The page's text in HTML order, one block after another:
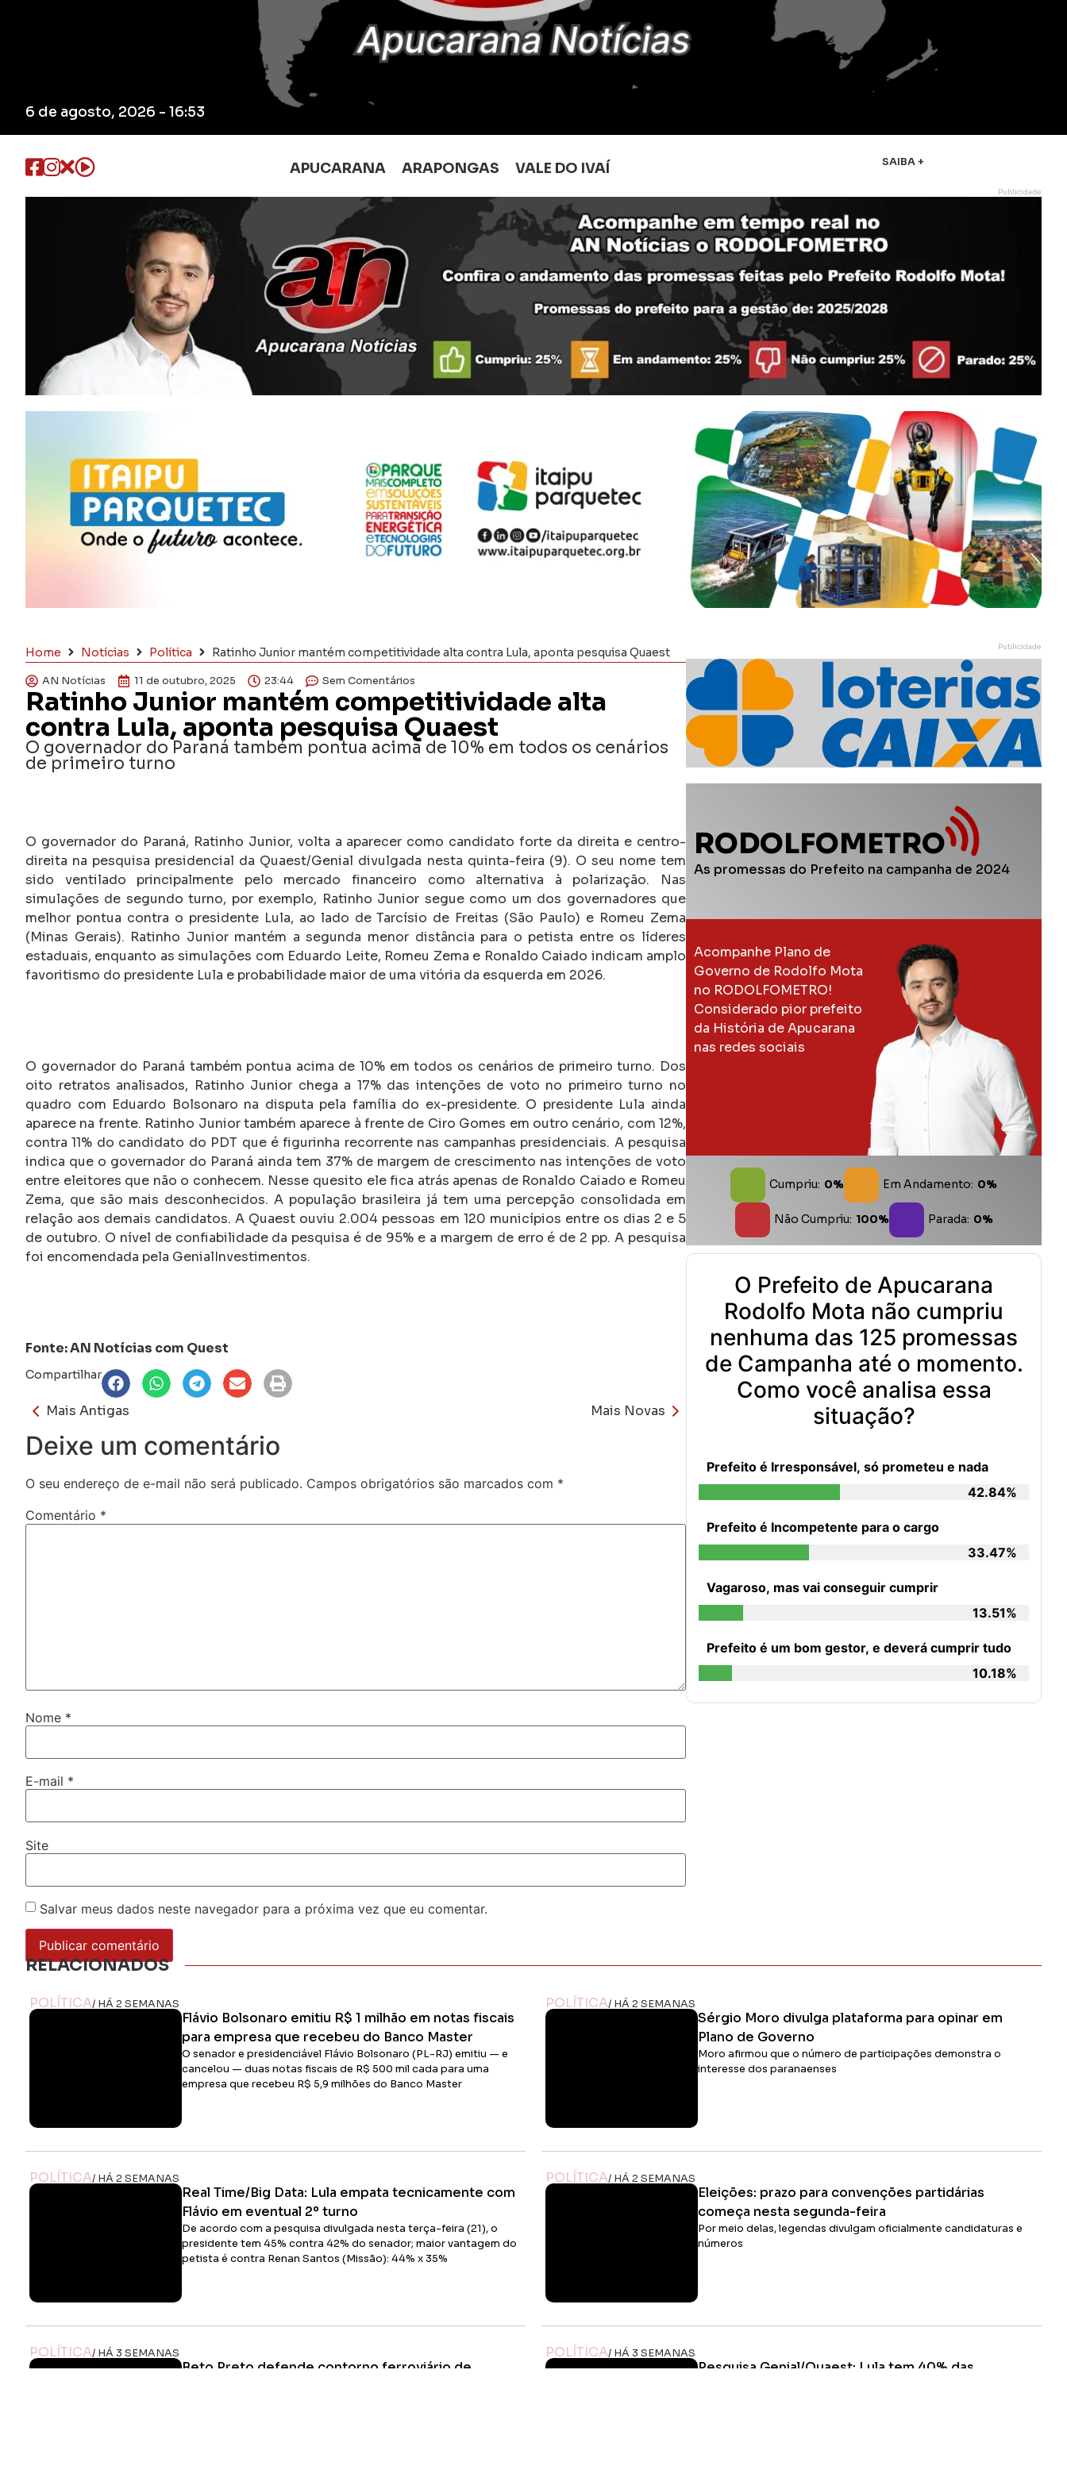
6 de agosto, 2026 - 16:53
APUCARANA ARAPONGAS VALE DO IVAÍ SAIBA +
Publicidade
Home Notícias Política Ratinho Junior mantém competitividade alta contra Lula, aponta pesquisa Quaest
AN Notícias 11 de outubro, 2025 23:44 Sem Comentários
Ratinho Junior mantém competitividade alta
contra Lula, aponta pesquisa Quaest
O governador do Paraná também pontua acima de 10% em todos os cenários
de primeiro turno
O governador do Paraná, Ratinho Junior, volta a aparecer como candidato forte da direita e centro-
direita na pesquisa presidencial da Quaest/Genial divulgada nesta quinta-feira (9). O seu nome tem
sido ventilado principalmente pelo mercado financeiro como alternativa à polarização. Nas
simulações de segundo turno, por exemplo, Ratinho Junior segue como um dos governadores que
melhor pontua contra o presidente Lula, ao lado de Tarcísio de Freitas (São Paulo) e Romeu Zema
(Minas Gerais). Ratinho Junior mantém a segunda menor distância para o petista entre os líderes
estaduais, enquanto as simulações com Eduardo Leite, Romeu Zema e Ronaldo Caiado indicam amplo
favoritismo do presidente Lula e probabilidade maior de uma vitória da esquerda em 2026.
O governador do Paraná também pontua acima de 10% em todos os cenários de primeiro turno. Dos
oito retratos analisados, Ratinho Junior chega a 17% das intenções de voto no primeiro turno no
quadro com Eduardo Bolsonaro na disputa pela família do ex-presidente. O presidente Lula ainda
aparece na frente. Ratinho Junior também aparece à frente de Ciro Gomes em outro cenário, com 12%,
contra 11% do candidato do PDT que é figurinha recorrente nas campanhas presidenciais. A pesquisa
indica que o governador do Paraná ainda tem 37% de margem de crescimento nas intenções de voto
entre eleitores que não o conhecem. Nesse quesito ele fica atrás apenas de Ronaldo Caiado e Romeu
Zema, que são mais desconhecidos. A população brasileira já tem uma percepção consolidada em
relação aos demais candidatos. A Quaest ouviu 2.004 pessoas em 120 municípios entre os dias 2 e 5
de outubro. O nível de confiabilidade da pesquisa é de 95% e a margem de erro é de 2 pp. A pesquisa
foi encomendada pela GenialInvestimentos.
Fonte: AN Notícias com Quest
Compartilhar
Mais Antigas Mais Novas
Deixe um comentário
O seu endereço de e-mail não será publicado. Campos obrigatórios são marcados com *
Comentário *
Nome *
E-mail *
Site
Salvar meus dados neste navegador para a próxima vez que eu comentar.
Publicidade
RODOLFOMETRO
As promessas do Prefeito na campanha de 2024
Acompanhe Plano de
Governo de Rodolfo Mota
no RODOLFOMETRO!
Considerado pior prefeito
da História de Apucarana
nas redes sociais
Cumpriu: 0% Em Andamento: 0%
Não Cumpriu: 100% Parada: 0%
O Prefeito de Apucarana
Rodolfo Mota não cumpriu
nenhuma das 125 promessas
de Campanha até o momento.
Como você analisa essa
situação?
Prefeito é Irresponsável, só prometeu e nada
42.84%
Prefeito é Incompetente para o cargo
33.47%
Vagaroso, mas vai conseguir cumprir
13.51%
Prefeito é um bom gestor, e deverá cumprir tudo
10.18%
RELACIONADOS
POLÍTICA/ HÁ 2 SEMANAS
Flávio Bolsonaro emitiu R$ 1 milhão em notas fiscais
para empresa que recebeu do Banco Master
O senador e presidenciável Flávio Bolsonaro (PL-RJ) emitiu — e
cancelou — duas notas fiscais de R$ 500 mil cada para uma
empresa que recebeu R$ 5,9 milhões do Banco Master
POLÍTICA/ HÁ 2 SEMANAS
Sérgio Moro divulga plataforma para opinar em
Plano de Governo
Moro afirmou que o número de participações demonstra o
interesse dos paranaenses
POLÍTICA/ HÁ 2 SEMANAS
Real Time/Big Data: Lula empata tecnicamente com
Flávio em eventual 2º turno
De acordo com a pesquisa divulgada nesta terça-feira (21), o
presidente tem 45% contra 42% do senador; maior vantagem do
petista é contra Renan Santos (Missão): 44% x 35%
POLÍTICA/ HÁ 2 SEMANAS
Eleições: prazo para convenções partidárias
começa nesta segunda-feira
Por meio delas, legendas divulgam oficialmente candidaturas e
números
POLÍTICA/ HÁ 3 SEMANAS
Beto Preto defende contorno ferroviário de
POLÍTICA/ HÁ 3 SEMANAS
Pesquisa Genial/Quaest: Lula tem 40% das